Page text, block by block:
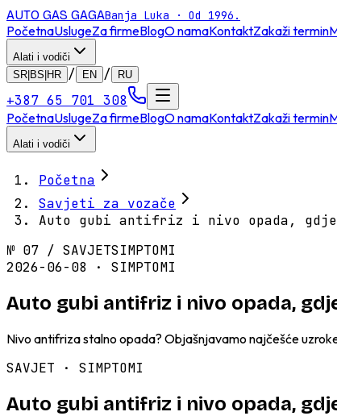
AUTO GAS GAGABanja Luka · Od 1996.
PočetnaUslugeZa firmeBlogO namaKontaktZakaži termin
Alati i vodiči
SR|BS|HR
/ EN / RU
+387 65 701 308
PočetnaUslugeZa firmeBlogO namaKontaktZakaži termin
Alati i vodiči
Početna
Savjeti za vozače
Auto gubi antifriz i nivo opada,
№ 07 / SAVJETSIMPTOMI
2026-06-08 · SIMPTOMI
Auto gubi antifriz i nivo opada,
Nivo antifriza stalno opada? Objašnjavamo najčešće
SAVJET · SIMPTOMI
Auto gubi antifriz i nivo opada,